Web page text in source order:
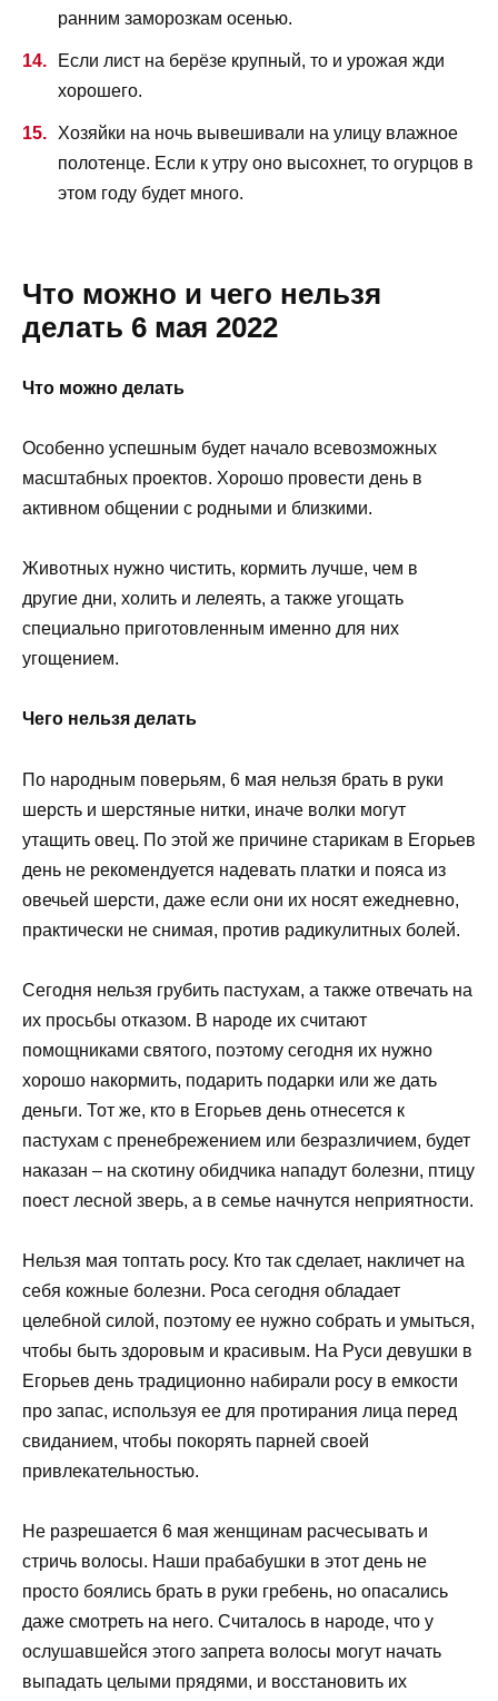
ранним заморозкам осенью.
Если лист на берёзе крупный, то и урожая жди
хорошего.
Хозяйки на ночь вывешивали на улицу влажное
полотенце. Если к утру оно высохнет, то огурцов в
этом году будет много.
Что можно и чего нельзя
делать 6 мая 2022
Что можно делать
Особенно успешным будет начало всевозможных
масштабных проектов. Хорошо провести день в
активном общении с родными и близкими.
Животных нужно чистить, кормить лучше, чем в
другие дни, холить и лелеять, а также угощать
специально приготовленным именно для них
угощением.
Чего нельзя делать
По народным поверьям, 6 мая нельзя брать в руки
шерсть и шерстяные нитки, иначе волки могут
утащить овец. По этой же причине старикам в Егорьев
день не рекомендуется надевать платки и пояса из
овечьей шерсти, даже если они их носят ежедневно,
практически не снимая, против радикулитных болей.
Сегодня нельзя грубить пастухам, а также отвечать на
их просьбы отказом. В народе их считают
помощниками святого, поэтому сегодня их нужно
хорошо накормить, подарить подарки или же дать
деньги. Тот же, кто в Егорьев день отнесется к
пастухам с пренебрежением или безразличием, будет
наказан – на скотину обидчика нападут болезни, птицу
поест лесной зверь, а в семье начнутся неприятности.
Нельзя мая топтать росу. Кто так сделает, накличет на
себя кожные болезни. Роса сегодня обладает
целебной силой, поэтому ее нужно собрать и умыться,
чтобы быть здоровым и красивым. На Руси девушки в
Егорьев день традиционно набирали росу в емкости
про запас, используя ее для протирания лица перед
свиданием, чтобы покорять парней своей
привлекательностью.
Не разрешается 6 мая женщинам расчесывать и
стричь волосы. Наши прабабушки в этот день не
просто боялись брать в руки гребень, но опасались
даже смотреть на него. Считалось в народе, что у
ослушавшейся этого запрета волосы могут начать
выпадать целыми прядями, и восстановить их